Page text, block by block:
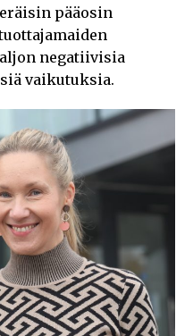
pääosin
negatiivisia
vaikutuksia.